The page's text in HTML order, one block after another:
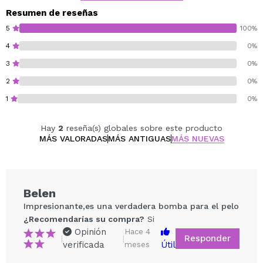
en Italia.
Ideal para quienes buscan un tratamiento intensivo de
calidad profesional en casa.
Vegan.
Cruelty free.
Sin sulfatos.
Resumen de reseñas
5 100%
4 0%
3 0%
2 0%
1 0%
Hay 2 reseña(s) globales sobre este producto
MÁS VALORADASMÁS ANTIGUASMÁS NUEVAS
Belen
Impresionante,es una verdadera bomba para el pelo
¿Recomendarías su compra? Si
|
Opinión
verificada
|
Hace 4
meses
Útil
Responder